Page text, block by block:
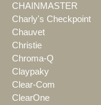
CHAINMASTER
Charly's Checkpoint
Chauvet
Christie
Chroma-Q
Claypaky
Clear-Com
ClearOne